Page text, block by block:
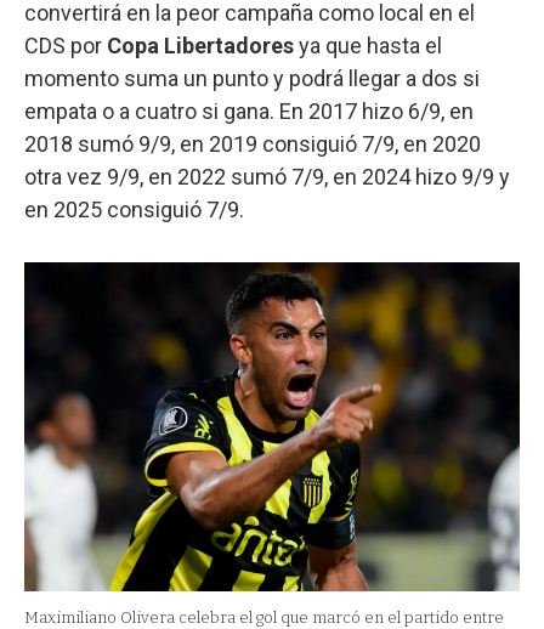
convertirá en la peor campaña como local en el
CDS por Copa Libertadoresya que hasta el
momento suma un punto y podrá llegar a dos si
empata o a cuatro si gana. En 2017 hizo 6/9, en
2018 sumó 9/9, en 2019 consiguió 7/9, en 2020
otra vez 9/9, en 2022 sumó 7/9, en 2024 hizo 9/9 y
en 2025 consiguió 7/9.
Maximiliano Olivera celebra el gol que marcó en el partido entre